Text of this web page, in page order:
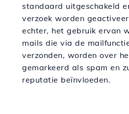
standaard uitgeschakeld
verzoek worden
echter, het gebruik ervan
mails die via de
verzonden, worden over
gemarkeerd als spam en
reputatie beïnvloeden.